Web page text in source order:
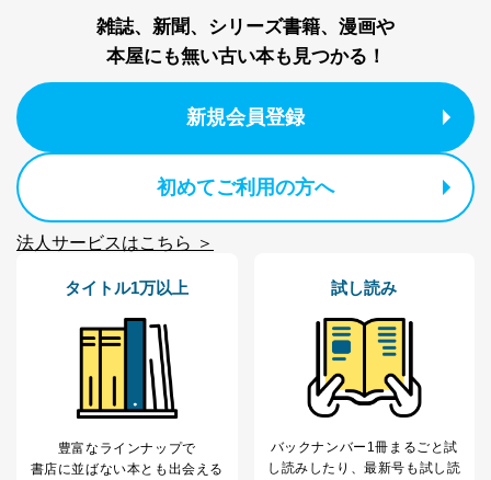
雑誌、新聞、シリーズ書籍、漫画や
本屋にも無い古い本も見つかる！
新規会員登録
初めてご利用の方へ
法人サービスはこちら ＞
タイトル1万以上
豊富なラインナップで
書店に並ばない本とも出会える
試し読み
バックナンバー1冊まるごと試
し読み したり、最新号も試し読